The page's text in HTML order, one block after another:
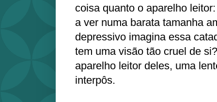
coisa quanto o aparelho
a ver numa barata tamanha
depressivo imagina essa
tem uma visão tão cruel de
aparelho leitor deles, uma
interpôs.